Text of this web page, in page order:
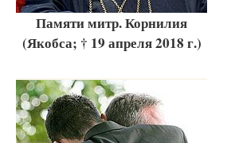
Памяти митр. Корнилия
(Якобса; † 19 апреля 2018 г.)